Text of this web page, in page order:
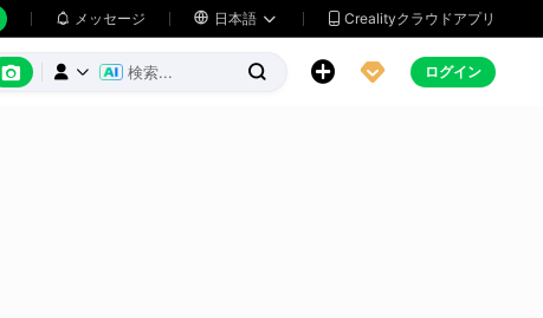
 メッセージ  日本語   Crealityクラウドアプリ
      ログイン